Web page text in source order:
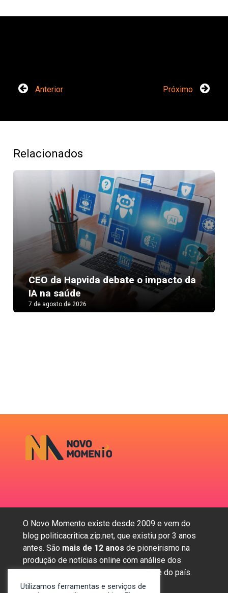
Anterior Próximo
Relacionados
CEO da Hapvida debate o impacto da
IA na saúde
7 de agosto de 2026
Next
O Novo Momento existe desde 2009 e vem do
blog politicacritica.zip.net, que existiu por 3 anos
antes. São mais de 12 anos de pioneirismo na
produção de notícias online com análise dos
assuntos mais importantes da região e do país.
Utilizamos ferramentas e serviços de